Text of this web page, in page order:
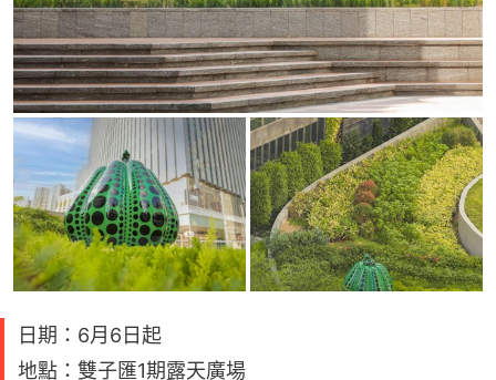
日期：6月6日起
地點：雙子匯1期露天廣場